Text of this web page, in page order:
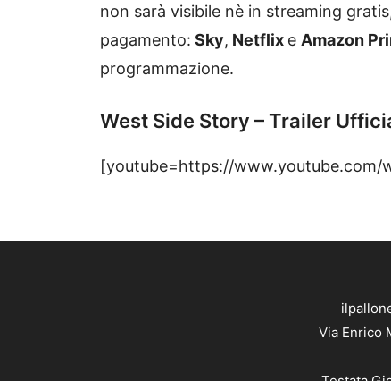
non sarà visibile nè in streaming
pagamento: Sky, Netflix e Amazon
programmazione.
West Side Story – Trailer
[youtube=https://www.youtube.com/
Via Enrico